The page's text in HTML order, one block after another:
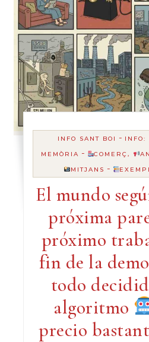
INFO SANT BOI - INFO:
MEMÒRIA - COMERÇ,
MITJANS -
El mundo
próxima
próximo
fin de la
todo
algoritmo
precio